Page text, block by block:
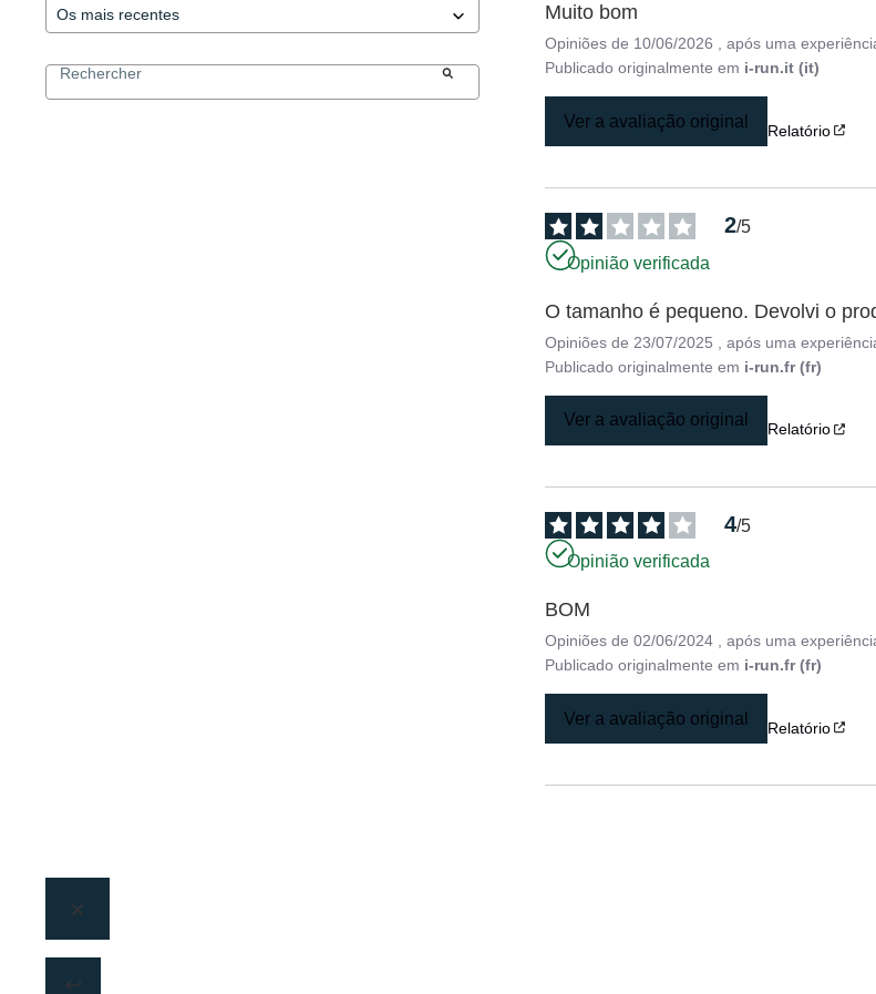
Muito bom
Opiniões de 10/06/2026 , após uma
Publicado originalmente em i-run.it (it)
Ver a avaliação original Relatório
2/5
Opinião verificada
O tamanho é pequeno. Devolvi o
Opiniões de 23/07/2025 , após uma
Publicado originalmente em i-run.fr (fr)
Ver a avaliação original Relatório
4/5
Opinião verificada
BOM
Opiniões de02/06/2024 , após uma
Publicado originalmente em i-run.fr (fr)
Ver a avaliação original Relatório